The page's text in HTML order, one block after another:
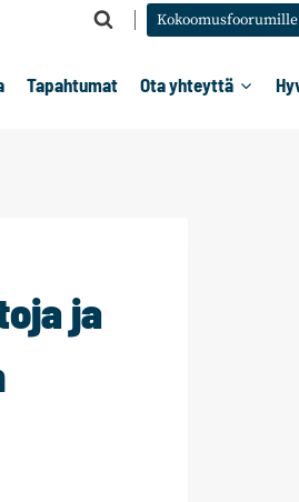
Kokoomusfoorumille
Tapahtumat Ota yhteyttä
ja